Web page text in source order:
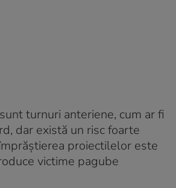
turnuri anteriene, cum ar fi
dar există un risc foarte
proiectilelor este
victime pagube